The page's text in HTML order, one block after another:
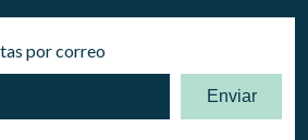
por correo
Enviar